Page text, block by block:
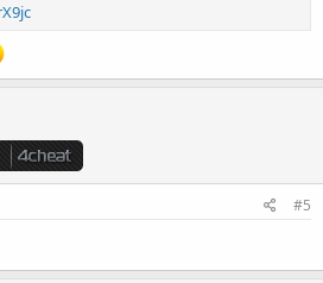
#5